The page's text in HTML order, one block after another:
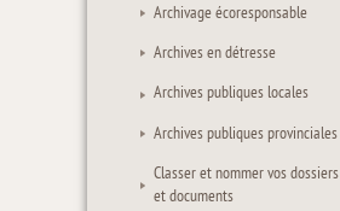
Archivage écoresponsable
Archives en détresse
Archives publiques locales
Archives publiques provinciales
Classer et nommer vos dossiers
et documents